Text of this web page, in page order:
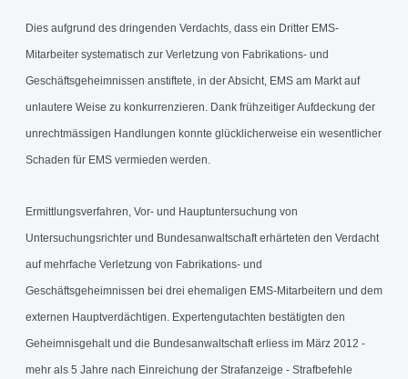
Dies aufgrund des dringenden Verdachts, dass ein Dritter EMS-
Mitarbeiter systematisch zur Verletzung von Fabrikations- und
Geschäftsgeheimnissen anstiftete, in der Absicht, EMS am Markt auf
unlautere Weise zu konkurrenzieren. Dank frühzeitiger Aufdeckung der
unrechtmässigen Handlungen konnte glücklicherweise ein wesentlicher
Schaden für EMS vermieden werden.
Ermittlungsverfahren, Vor- und Hauptuntersuchung von
Untersuchungsrichter und Bundesanwaltschaft erhärteten den Verdacht
auf mehrfache Verletzung von Fabrikations- und
Geschäftsgeheimnissen bei drei ehemaligen EMS-Mitarbeitern und dem
externen Hauptverdächtigen. Expertengutachten bestätigten den
Geheimnisgehalt und die Bundesanwaltschaft erliess im März 2012 -
mehr als 5 Jahre nach Einreichung der Strafanzeige - Strafbefehle